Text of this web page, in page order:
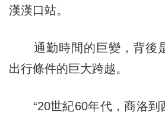
漢漢口站。
通勤時間的巨變，背後
出行條件的巨大跨越。
“20世紀60年代，商洛到